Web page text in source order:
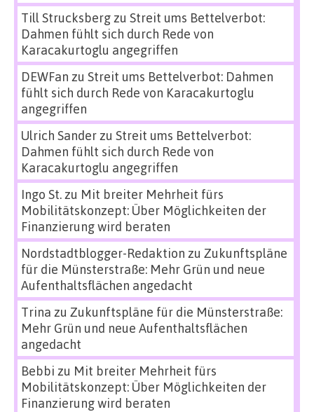
Till Strucksbergzu Streit ums Bettelverbot:
Dahmen fühlt sich durch Rede von
Karacakurtoglu angegriffen
DEWFan zu Streit ums Bettelverbot: Dahmen
fühlt sich durch Rede von Karacakurtoglu
angegriffen
Ulrich Sanderzu Streit ums Bettelverbot:
Dahmen fühlt sich durch Rede von
Karacakurtoglu angegriffen
Ingo St.zu Mit breiter Mehrheit fürs
Mobilitätskonzept: Über Möglichkeiten der
Finanzierung wird beraten
Nordstadtblogger-Redaktion zu Zukunftspläne
für die Münsterstraße: Mehr Grün und neue
Aufenthaltsflächen angedacht
Trina zu Zukunftspläne für die Münsterstraße:
Mehr Grün und neue Aufenthaltsflächen
angedacht
Bebbi zu Mit breiter Mehrheit fürs
Mobilitätskonzept: Über Möglichkeiten der
Finanzierung wird beraten